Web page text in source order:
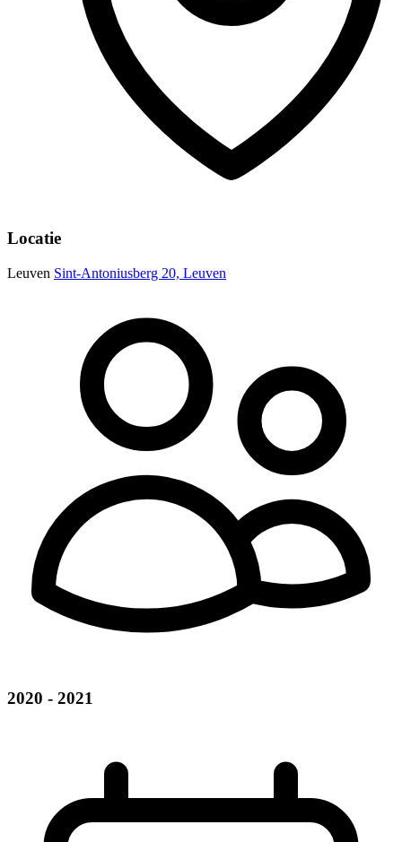
Locatie
Leuven Sint-Antoniusberg 20, Leuven
2020 - 2021